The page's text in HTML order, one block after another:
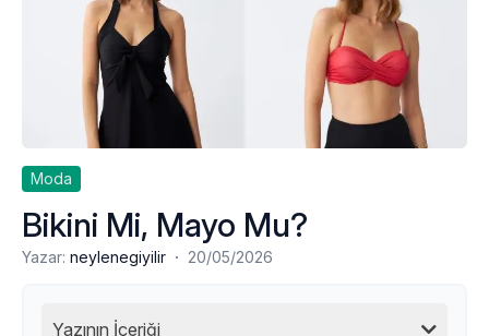
Moda
Bikini Mi, Mayo Mu?
Yazar: neylenegiyilir · 20/05/2026
Yazının İçeriği